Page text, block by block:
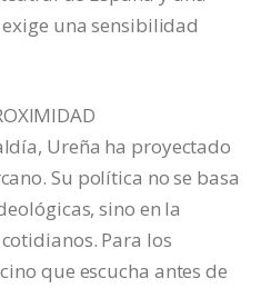
una sensibilidad
Ureña ha proyectado
Su política no se basa
sino en la
Para los
que escucha antes de